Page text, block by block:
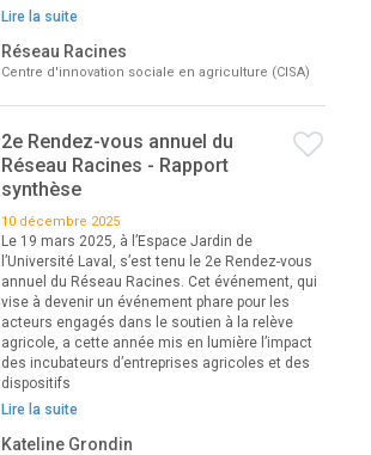
Lire la suite
Réseau Racines
Centre d'innovation sociale en agriculture (CISA)
2e Rendez-vous annuel du
Réseau Racines - Rapport
synthèse
10 décembre 2025
Le 19 mars 2025, à l’Espace Jardin de
l’Université Laval, s’est tenu le 2e Rendez-vous
annuel du Réseau Racines. Cet événement, qui
vise à devenir un événement phare pour les
acteurs engagés dans le soutien à la relève
agricole, a cette année mis en lumière l’impact
des incubateurs d’entreprises agricoles et des
dispositifs
Lire la suite
Kateline Grondin